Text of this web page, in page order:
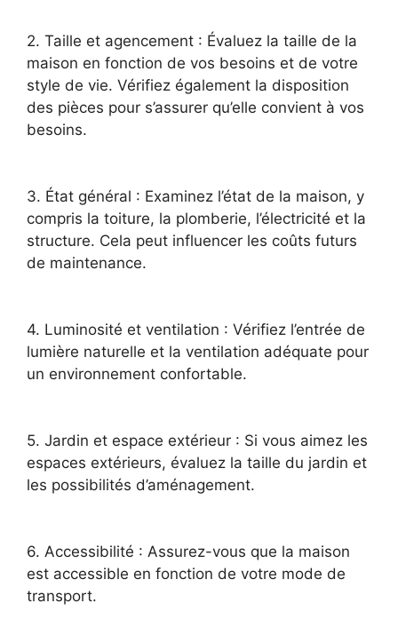
2. Taille et agencement : Évaluez la taille de la
maison en fonction de vos besoins et de votre
style de vie. Vérifiez également la disposition
des pièces pour s’assurer qu’elle convient à vos
besoins.
3. État général : Examinez l’état de la maison, y
compris la toiture, la plomberie, l’électricité et la
structure. Cela peut influencer les coûts futurs
de maintenance.
4. Luminosité et ventilation : Vérifiez l’entrée de
lumière naturelle et la ventilation adéquate pour
un environnement confortable.
5. Jardin et espace extérieur : Si vous aimez les
espaces extérieurs, évaluez la taille du jardin et
les possibilités d’aménagement.
6. Accessibilité : Assurez-vous que la maison
est accessible en fonction de votre mode de
transport.